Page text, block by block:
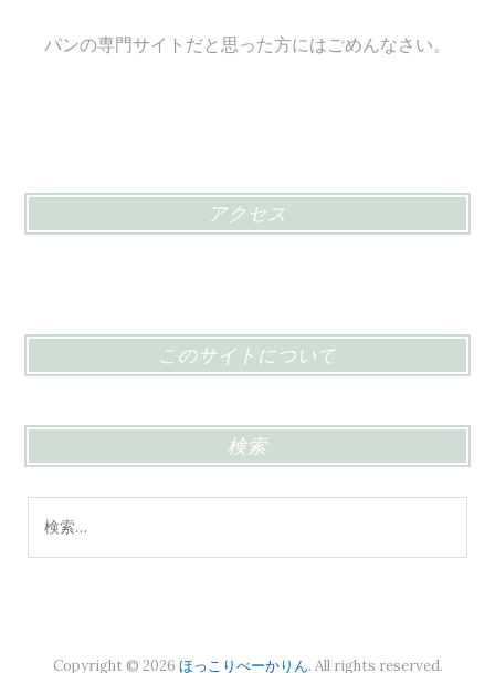
パンの専門サイトだと思った方にはごめんなさい。
アクセス
このサイトについて
検索
Copyright © 2026 ほっこりべーかりん. All rights reserved.